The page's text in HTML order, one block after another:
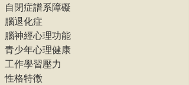
自閉症譜系障礙
腦退化症
腦神經心理功能
青少年心理健康
工作學習壓力
性格特徵